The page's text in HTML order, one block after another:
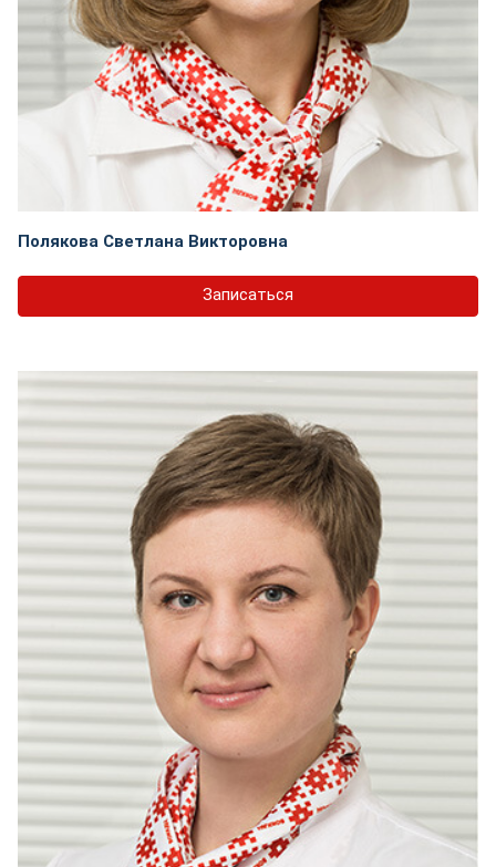
Полякова Светлана Викторовна
Записаться